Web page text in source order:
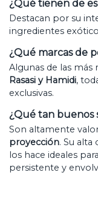
¿Qué tienen de
Destacan por su
ingredientes
¿Qué marcas de
Algunas de las más
Rasasi y Hamidi,
exclusivas.
¿Qué tan buenos
Son altamente
proyección. Su alta
los hace ideales
persistente y